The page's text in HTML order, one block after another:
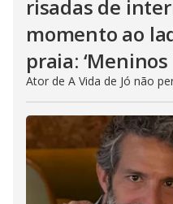
risadas de
momento ao
praia:
Ator de A Vida de Jó não